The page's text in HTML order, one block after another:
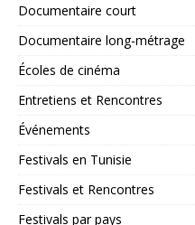
Documentaire court
Documentaire long-métrage
Écoles de cinéma
Entretiens et Rencontres
Événements
Festivals en Tunisie
Festivals et Rencontres
Festivals par pays